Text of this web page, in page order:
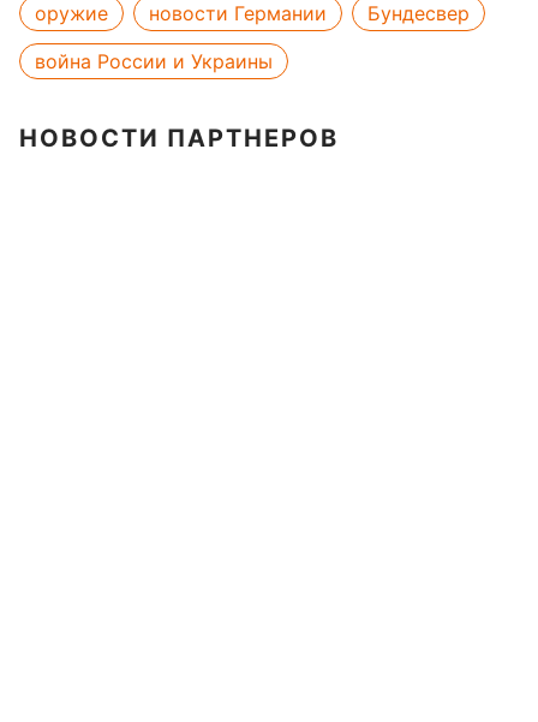
оружие новости Германии
Бундесвер
война России и Украины
НОВОСТИ ПАРТНЕРОВ